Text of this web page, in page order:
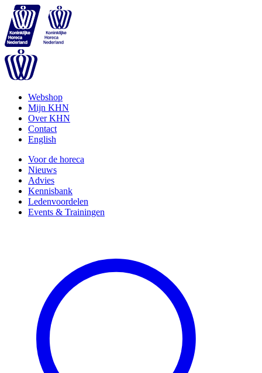
Webshop
Mijn KHN
Over KHN
Contact
English
Voor de horeca
Nieuws
Advies
Kennisbank
Ledenvoordelen
Events & Trainingen